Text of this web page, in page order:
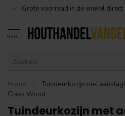
Grote voorraad in de winkel direct
MENU
Home
Tuindeurkozijn met
Class Wood
Tuindeurkozijn met